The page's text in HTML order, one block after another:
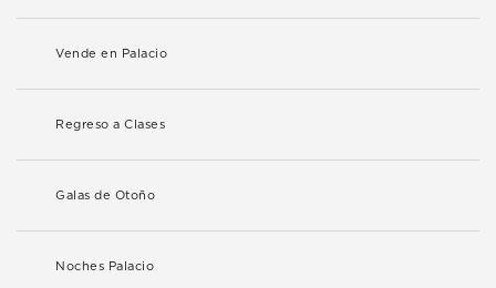
Vende en Palacio
Regreso a Clases
Galas de Otoño
Noches Palacio